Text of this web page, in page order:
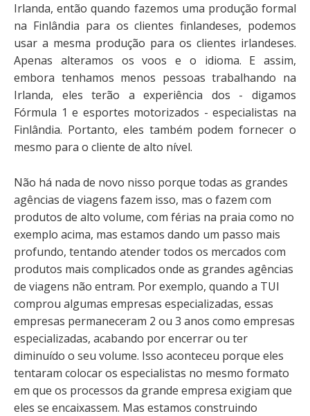
Irlanda, então quando fazemos uma produção formal
na Finlândia para os clientes finlandeses, podemos
usar a mesma produção para os clientes irlandeses.
Apenas alteramos os voos e o idioma. E assim,
embora tenhamos menos pessoas trabalhando na
Irlanda, eles terão a experiência dos - digamos
Fórmula 1 e esportes motorizados - especialistas na
Finlândia. Portanto, eles também podem fornecer o
mesmo para o cliente de alto nível.
Não há nada de novo nisso porque todas as grandes
agências de viagens fazem isso, mas o fazem com
produtos de alto volume, com férias na praia como no
exemplo acima, mas estamos dando um passo mais
profundo, tentando atender todos os mercados com
produtos mais complicados onde as grandes agências
de viagens não entram. Por exemplo, quando a TUI
comprou algumas empresas especializadas, essas
empresas permaneceram 2 ou 3 anos como empresas
especializadas, acabando por encerrar ou ter
diminuído o seu volume. Isso aconteceu porque eles
tentaram colocar os especialistas no mesmo formato
em que os processos da grande empresa exigiam que
eles se encaixassem. Mas estamos construindo